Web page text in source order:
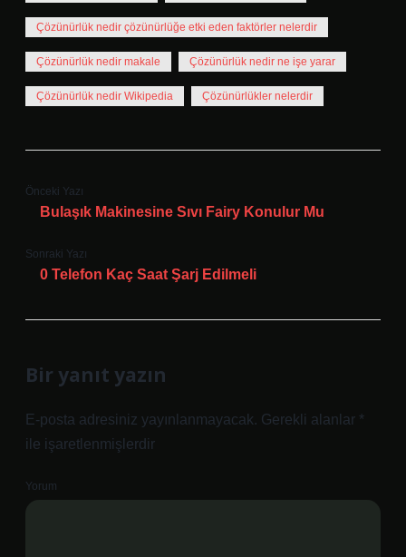
Çözünürlük nedir çözünürlüğe etki eden faktörler nelerdir
Çözünürlük nedir makale Çözünürlük nedir ne işe yarar
Çözünürlük nedir Wikipedia Çözünürlükler nelerdir
Önceki Yazı
Bulaşık Makinesine Sıvı Fairy Konulur Mu
Sonraki Yazı
0 Telefon Kaç Saat Şarj Edilmeli
Bir yanıt yazın
E-posta adresiniz yayınlanmayacak. Gerekli alanlar *
ile işaretlenmişlerdir
Yorum